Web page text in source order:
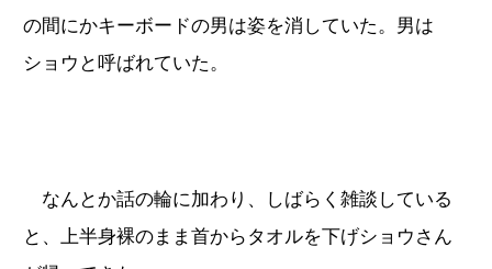
の間にかキーボードの男は姿を消していた。男は
ショウと呼ばれていた。
なんとか話の輪に加わり、しばらく雑談している
と、上半身裸のまま首からタオルを下げショウさん